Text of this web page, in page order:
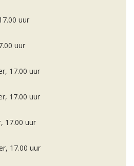
uur
uur
17.00 uur
17.00 uur
17.00 uur
17.00 uur